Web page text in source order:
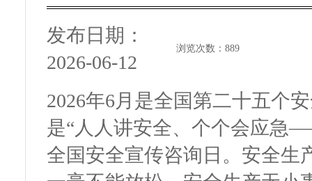
发布日期：
2026-06-12
浏览次数： 889
2026年6月是全国第二十五个
是“人人讲安全、个个会应急
全国安全宣传咨询日。安全生